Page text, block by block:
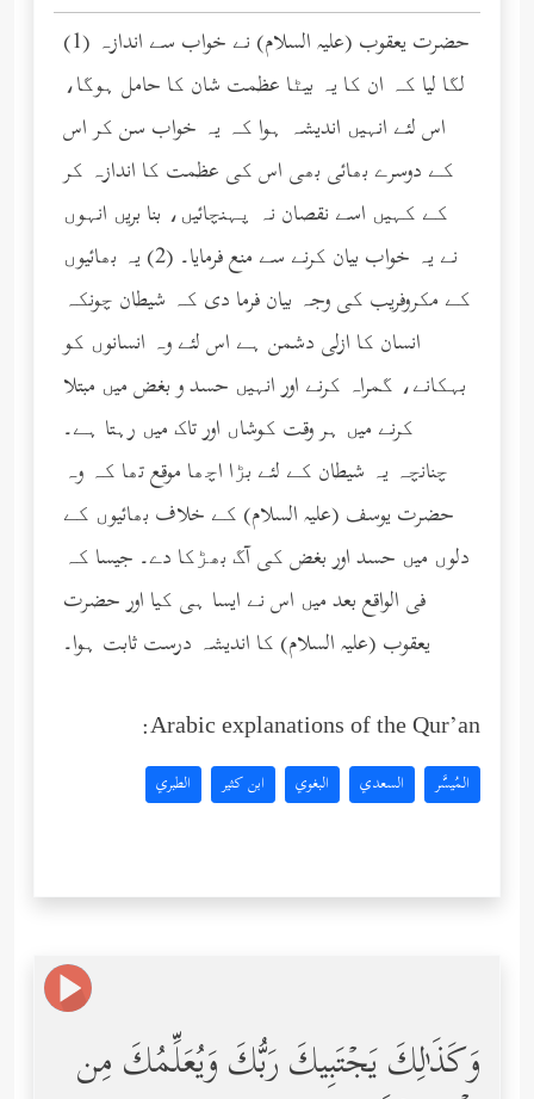
(1) حضرت یعقوب (عليه السلام) نے خواب سے اندازہ
لگا لیا کہ ان کا یہ بیٹا عظمت شان کا حامل ہوگا،
اس لئے انہیں اندیشہ ہوا کہ یہ خواب سن کر اس
کے دوسرے بھائی بھی اس کی عظمت کا اندازہ کر
کے کہیں اسے نقصان نہ پہنچائیں، بنا بریں انہوں
نے یہ خواب بیان کرنے سے منع فرمایا۔ (2) یہ بھائیوں
کے مکروفریب کی وجہ بیان فرما دی کہ شیطان چونکہ
انسان کا ازلی دشمن ہے اس لئے وہ انسانوں کو
بہکانے، گمراہ کرنے اور انہیں حسد و بغض میں مبتلا
کرنے میں ہر وقت کوشاں اور تاک میں رہتا ہے۔
چنانچہ یہ شیطان کے لئے بڑا اچھا موقع تھا کہ وہ
حضرت یوسف (عليه السلام) کے خلاف بھائیوں کے
دلوں میں حسد اور بغض کی آگ بھڑکا دے۔ جیسا کہ
فی الواقع بعد میں اس نے ایسا ہی کیا اور حضرت
یعقوب (عليه السلام) کا اندیشہ درست ثابت ہوا۔
Arabic explanations of the Qur’an:
المُيسَّر السعدي البغوي ابن كثير الطبري
وَكَذَ ٰ⁠لِكَ یَجۡتَبِیكَ رَبُّكَ وَیُعَلِّمُكَ مِن